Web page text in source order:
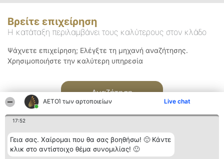
ΑΕΤΟΊ των αρτοποιείων Live chat
17:52
Γεια σας. Χαίρομαι που θα σας βοηθήσω! 🙂 Κάντε
κλικ στο αντίστοιχο θέμα συνομιλίας! 🙂
Βρείτε επιχείρηση
Η κατάταξη περιλαμβάνει τους καλύτερους στον κλάδο
Ψάχνετε επιχείρηση; Ελέγξτε τη μηχανή αναζήτησης.
Χρησιμοποιήστε την καλύτερη υπηρεσία
Αναζήτηση